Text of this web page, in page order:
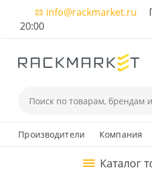
info@rackmarket.ru
20:00
Производители Компания
Каталог